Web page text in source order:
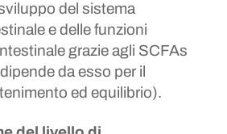
del sistema
e delle funzioni
grazie agli SCFAs
da esso per il
ed equilibrio).